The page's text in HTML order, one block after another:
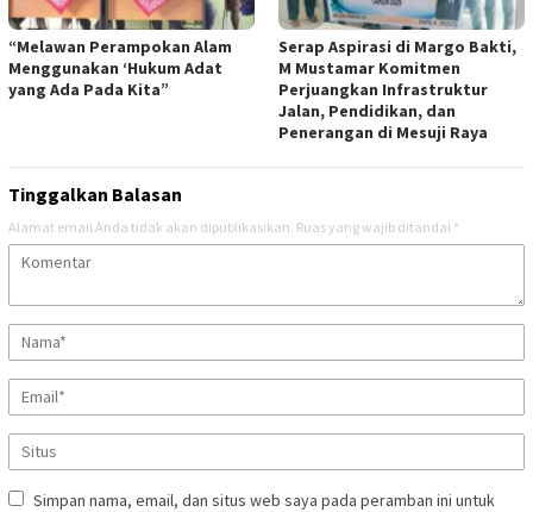
“Melawan Perampokan Alam
Menggunakan ‘Hukum Adat
yang Ada Pada Kita”
Serap Aspirasi di Margo Bakti,
M Mustamar Komitmen
Perjuangkan Infrastruktur
Jalan, Pendidikan, dan
Penerangan di Mesuji Raya
Tinggalkan Balasan
Alamat email Anda tidak akan dipublikasikan. Ruas yang wajib ditandai *
Simpan nama, email, dan situs web saya pada peramban ini untuk